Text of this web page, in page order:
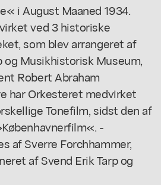
i August Maaned 1934.
ved 3 historiske
som blev arrangeret af
og Musikhistorisk Museum,
Robert Abraham
har Orkesteret medvirket
Tonefilm, sidst den af
-
af Sverre Forchhammer,
af Svend Erik Tarp og